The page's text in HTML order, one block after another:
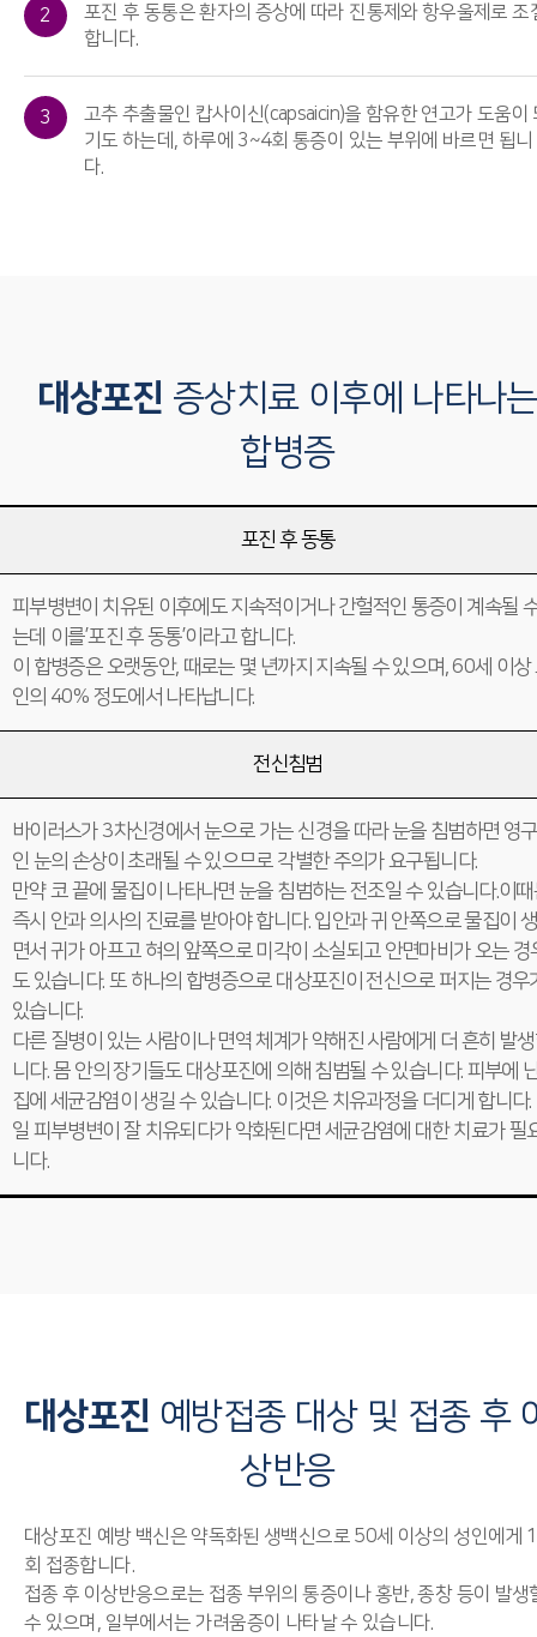
2
포진 후 동통은 환자의 증상에 따라 진통제와 항우울제로 조
합니다.
3
고추 추출물인 캅사이신(capsaicin)을 함유한 연고가 도움이
기도 하는데, 하루에 3~4회 통증이 있는 부위에 바르면 됩니
다.
대상포진 증상치료 이후에 나타나는
합병증
포진 후 동통
피부병변이 치유된 이후에도 지속적이거나 간헐적인 통증이 계속될
는데 이를’포진 후 동통’이라고 합니다.
이 합병증은 오랫동안, 때로는 몇 년까지 지속될 수 있으며, 60세 이상
인의 40% 정도에서 나타납니다.
전신침범
바이러스가 3차신경에서 눈으로 가는 신경을 따라 눈을 침범하면 영
인 눈의 손상이 초래될 수 있으므로 각별한 주의가 요구됩니다.
만약 코 끝에 물집이 나타나면 눈을 침범하는 전조일 수 있습니다.이때
즉시 안과 의사의 진료를 받아야 합니다. 입안과 귀 안쪽으로 물집이
면서 귀가 아프고 혀의 앞쪽으로 미각이 소실되고 안면마비가 오는 경
도 있습니다. 또 하나의 합병증으로 대상포진이 전신으로 퍼지는 경우
있습니다.
다른 질병이 있는 사람이나 면역 체계가 약해진 사람에게 더 흔히 발
니다. 몸 안의 장기들도 대상포진에 의해 침범될 수 있습니다. 피부에
집에 세균감염이 생길 수 있습니다. 이것은 치유과정을 더디게 합니다.
일 피부병변이 잘 치유되다가 악화된다면 세균감염에 대한 치료가 필
니다.
대상포진 예방접종 대상 및 접종 후
상반응
대상포진 예방 백신은 약독화된 생백신으로 50세 이상의 성인에게 1
회 접종합니다.
접종 후 이상반응으로는 접종 부위의 통증이나 홍반, 종창 등이 발생
수 있으며, 일부에서는 가려움증이 나타날 수 있습니다.